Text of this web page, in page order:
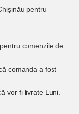
pentru
comenzile de
comanda a fost
vor fi livrate Luni.